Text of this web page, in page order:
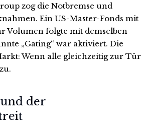
zog die Notbremse und
Ein US-Master-Fonds mit
Volumen folgte mit demselben
„Gating“ war aktiviert. Die
Wenn alle gleichzeitig zur Tür
der